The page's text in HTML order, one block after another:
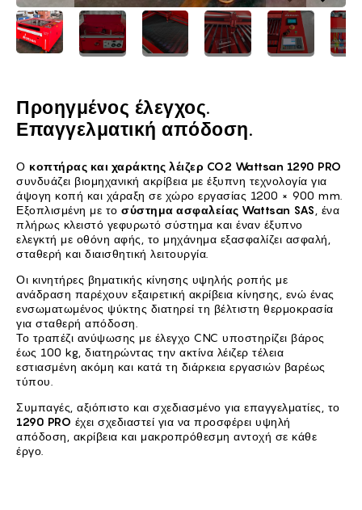
Προηγμένος έλεγχος.
Επαγγελματική απόδοση.
Ο κοπτήρας και χαράκτης λέιζερ CO2 Wattsan 1290 PRO
συνδυάζει βιομηχανική ακρίβεια με έξυπνη τεχνολογία για
άψογη κοπή και χάραξη σε χώρο εργασίας 1200 × 900 mm.
Εξοπλισμένη με το σύστημα ασφαλείας Wattsan SAS , ένα
πλήρως κλειστό γεφυρωτό σύστημα και έναν έξυπνο
ελεγκτή με οθόνη αφής, το μηχάνημα εξασφαλίζει ασφαλή,
σταθερή και διαισθητική λειτουργία.
Οι κινητήρες βηματικής κίνησης υψηλής ροπής με
ανάδραση παρέχουν εξαιρετική ακρίβεια κίνησης, ενώ ένας
ενσωματωμένος ψύκτης διατηρεί τη βέλτιστη θερμοκρασία
για σταθερή απόδοση.
Το τραπέζι ανύψωσης με έλεγχο CNC υποστηρίζει βάρος
έως 100 kg, διατηρώντας την ακτίνα λέιζερ τέλεια
εστιασμένη ακόμη και κατά τη διάρκεια εργασιών βαρέως
τύπου.
Συμπαγές, αξιόπιστο και σχεδιασμένο για επαγγελματίες, το
1290 PRO έχει σχεδιαστεί για να προσφέρει υψηλή
απόδοση, ακρίβεια και μακροπρόθεσμη αντοχή σε κάθε
έργο.